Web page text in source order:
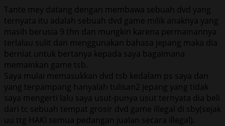
Tante mey datang dengan membawa sebuah dvd yang
ternyata itu adalah sebuah dvd game milik anaknya yang
masih berusia 9 thn dan mungkin karena permainannya
terlalau sulit dan menggunakan bahasa jepang maka dia
berniat untuk bertanya kepada saya bagaimana
memainkan game tsb.
Saya mulai memasukkan dvd tsb kedalam ps saya dan
yang terpampang hanyalah tulisan2 jepang yang tidak
saya mengerti lalu saya usut-punya usut ternyata dia beli
dari tc sebuah tempat grosir dvd game illegal di sby(sejak
uu ttg HAKI semua pedangan jualan secara illegal).